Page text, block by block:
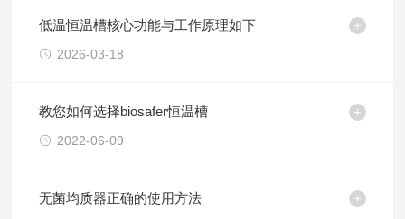
低温恒温槽核心功能与工作原理如下
2026-03-18
教您如何选择biosafer恒温槽
2022-06-09
无菌均质器正确的使用方法